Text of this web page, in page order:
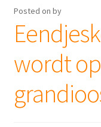
Posted on by
wordt